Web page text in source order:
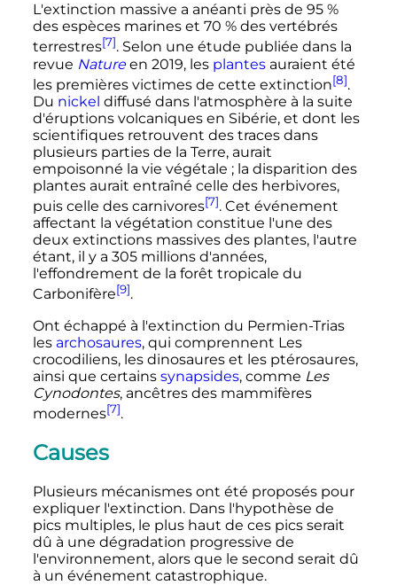
L'extinction massive a anéanti près de 95 %
des espèces marines et 70 % des vertébrés
terrestres[7]. Selon une étude publiée dans la
revue Natureen 2019, les plantesauraient été
les premières victimes de cette extinction[8].
Du nickel diffusé dans l'atmosphère à la suite
d'éruptions volcaniques en Sibérie, et dont les
scientifiques retrouvent des traces dans
plusieurs parties de la Terre, aurait
empoisonné la vie végétale ; la disparition des
plantes aurait entraîné celle des herbivores,
puis celle des carnivores[7]. Cet événement
affectant la végétation constitue l'une des
deux extinctions massives des plantes, l'autre
étant, il y a 305 millionsd'années,
l'effondrement de la forêt tropicale du
Carbonifère[9].
Ont échappé à l'extinction du Permien-Trias
les archosaures, qui comprennent Les
crocodiliens, les dinosaures et les ptérosaures,
ainsi que certains synapsides, comme Les
Cynodontes, ancêtres des mammifères
modernes[7].
Causes
Plusieurs mécanismes ont été proposés pour
expliquer l'extinction. Dans l'hypothèse de
pics multiples, le plus haut de ces pics serait
dû à une dégradation progressive de
l'environnement, alors que le second serait dû
à un événement catastrophique.